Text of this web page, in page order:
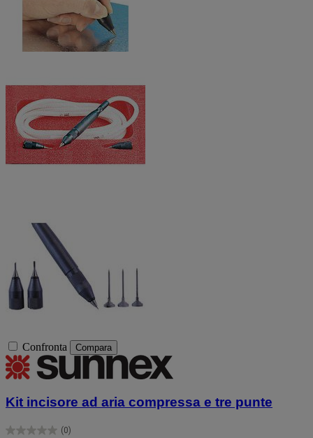
Confronta Compara
Kit incisore ad aria compressa e tre punte
(0)